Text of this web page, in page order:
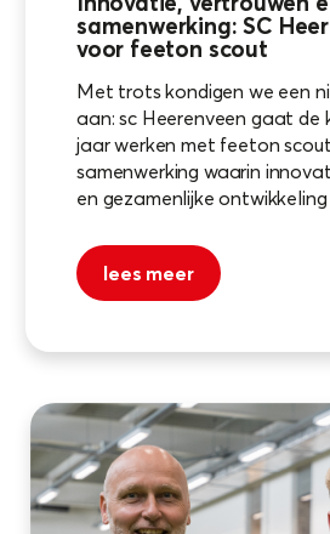
samenwerking: SC
voor feeton scout
Met trots kondigen we een
aan: sc Heerenveen gaat de
jaar werken met feeton
samenwerking waarin
en gezamenlijke
lees meer